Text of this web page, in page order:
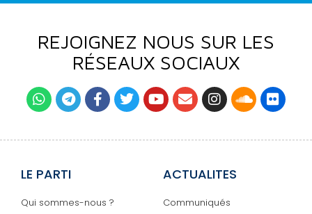
REJOIGNEZ NOUS SUR LES
RÉSEAUX SOCIAUX
LE PARTI
Qui sommes-nous ?
ACTUALITES
Communiqués